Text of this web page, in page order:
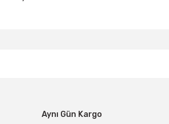
Ürün fiyatı diğer sitelerden daha pahalı.
Aynı Gün Kargo